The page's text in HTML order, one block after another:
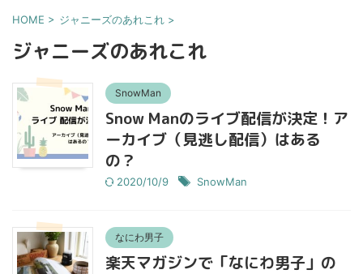
HOME > ジャニーズのあれこれ >
ジャニーズのあれこれ
SnowMan
Snow Manのライブ配信が決定！ア
ーカイブ（見逃し配信）はある
の？
2020/10/9 SnowMan
なにわ男子
楽天マガジンで「なにわ男子」の